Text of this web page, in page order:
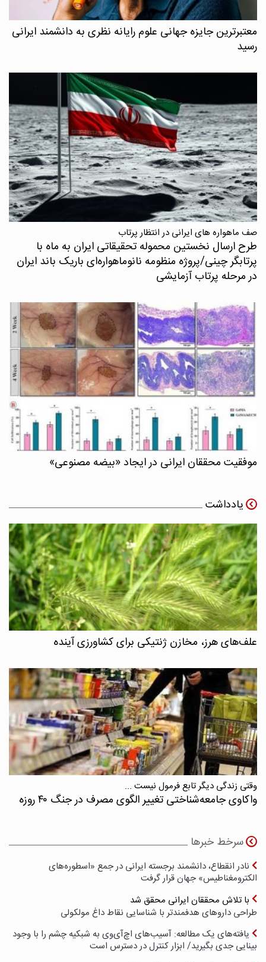
معتبرترین جایزه جهانی علوم رایانه نظری به دانشمند ایرانی
رسید
صف ماهواره های ایرانی در انتظار پرتاب
طرح ارسال نخستین محموله تحقیقاتی ایران به ماه با
پرتابگر چینی/پروژه منظومه نانوماهواره‌ای باریک باند ایران
در مرحله پرتاب آزمایشی
موفقیت محققان ایرانی در ایجاد «بیضه مصنوعی»
یادداشت
علف‌های هرز، مخازن ژنتیکی برای کشاورزی آینده
وقتی زندگی دیگر تابع فرمول نیست ...
واکاوی جامعه‌شناختی تغییر الگوی مصرف در جنگ ۴۰ روزه
سرخط خبرها
نادر انقطاع، دانشمند برجسته ایرانی در جمع «اسطوره‌های
الکترومغناطیس» جهان قرار گرفت
با تلاش محققان ایرانی محقق شد
طراحی داروهای هدفمندتر با شناسایی نقاط داغ مولکولی
یافته‌های یک مطالعه: آسیب‌های اچ‌آی‌وی به شبکیه چشم را با وجود
بینایی جدی بگیرید/ ابزار کنترل در دسترس است